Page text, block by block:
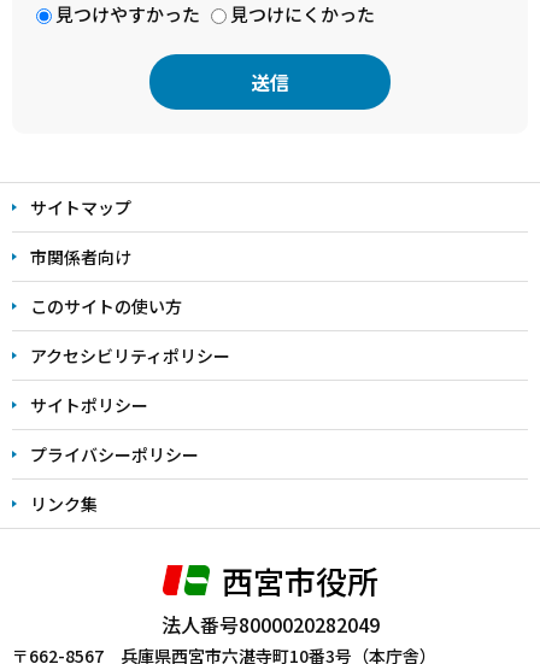
見つけやすかった
見つけにくかった
文
こ
こ
ま
で
サイトマップ
市関係者向け
このサイトの使い方
アクセシビリティポリシー
サイトポリシー
プライバシーポリシー
リンク集
西宮市役所
法人番号8000020282049
〒662-8567 兵庫県西宮市六湛寺町10番3号（本庁舎）